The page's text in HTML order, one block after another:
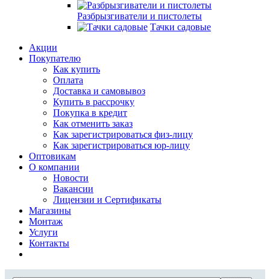
Разбрызгиватели и пистолеты
Тачки садовые
Акции
Покупателю
Как купить
Оплата
Доставка и самовывоз
Купить в рассрочку
Покупка в кредит
Как отменить заказ
Как зарегистрироваться физ-лицу
Как зарегистрироваться юр-лицу
Оптовикам
О компании
Новости
Вакансии
Лицензии и Сертификаты
Магазины
Монтаж
Услуги
Контакты